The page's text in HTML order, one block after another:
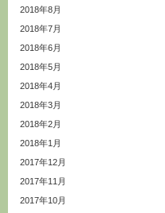
2018年8月
2018年7月
2018年6月
2018年5月
2018年4月
2018年3月
2018年2月
2018年1月
2017年12月
2017年11月
2017年10月